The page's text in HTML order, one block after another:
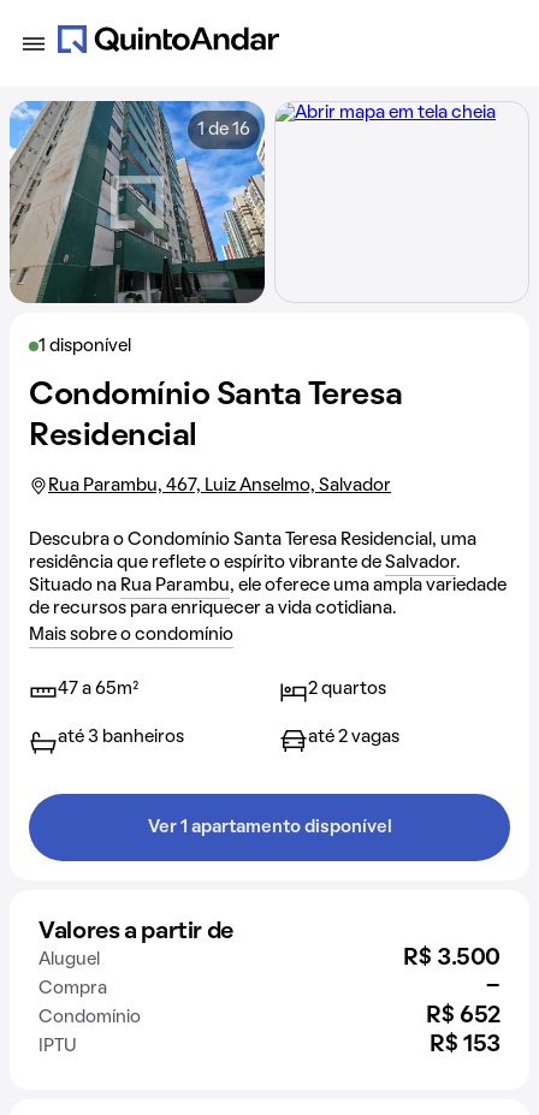
1 disponível
Condomínio Santa Teresa
Residencial
Rua Parambu, 467, Luiz Anselmo, Salvador
Descubra o Condomínio Santa Teresa Residencial, uma
residência que reflete o espírito vibrante de Salvador.
Situado na Rua Parambu, ele oferece uma ampla variedade
de recursos para enriquecer a vida cotidiana.
Mais sobre o condomínio
47 a 65m² 2 quartos
até 3 banheiros até 2 vagas
Ver 1 apartamento disponível
Valores a partir de
Aluguel R$ 3.500
Compra -
Condomínio R$ 652
IPTU R$ 153
1 de 16